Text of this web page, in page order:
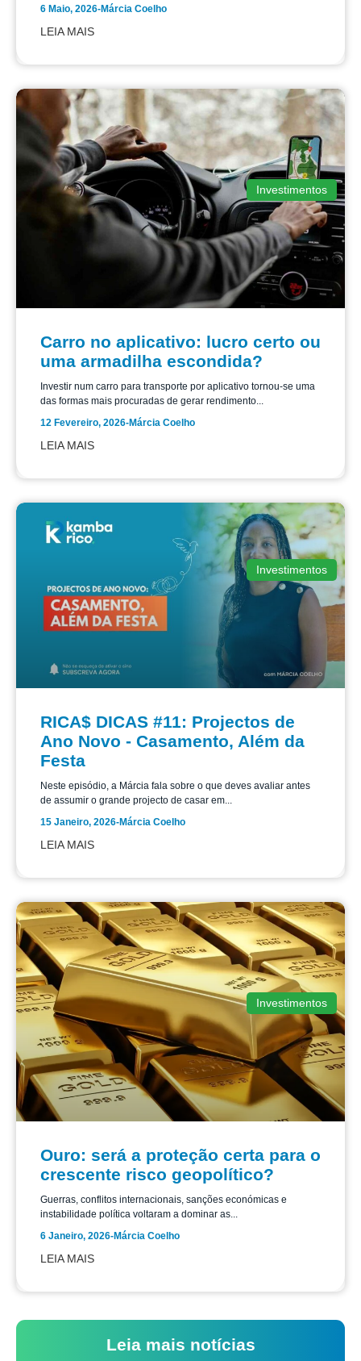
6 Maio, 2026-Márcia Coelho
LEIA MAIS
Investimentos
Carro no aplicativo: lucro certo ou
uma armadilha escondida?
Investir num carro para transporte por aplicativo tornou-se uma
das formas mais procuradas de gerar rendimento...
12 Fevereiro, 2026-Márcia Coelho
LEIA MAIS
Investimentos
RICA$ DICAS #11: Projectos de
Ano Novo - Casamento, Além da
Festa
Neste episódio, a Márcia fala sobre o que deves avaliar antes
de assumir o grande projecto de casar em...
15 Janeiro, 2026-Márcia Coelho
LEIA MAIS
Investimentos
Ouro: será a proteção certa para o
crescente risco geopolítico?
Guerras, conflitos internacionais, sanções económicas e
instabilidade política voltaram a dominar as...
6 Janeiro, 2026-Márcia Coelho
LEIA MAIS
Leia mais notícias